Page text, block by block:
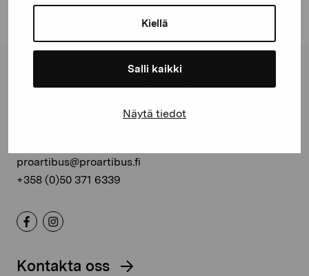
Kiellä
Salli kaikki
Näytä tiedot
Stiftelsen Pro Artibus
proartibus@proartibus.fi
+358 (0)50 371 6339
Kontakta oss